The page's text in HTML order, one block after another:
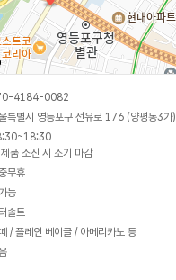
4184-0082
특별시 영등포구 선유로 176 (양평동3가)
품 소진 시 조기 마감
무휴
능
솔트
/ 플레인 베이글 / 아메리카노 등